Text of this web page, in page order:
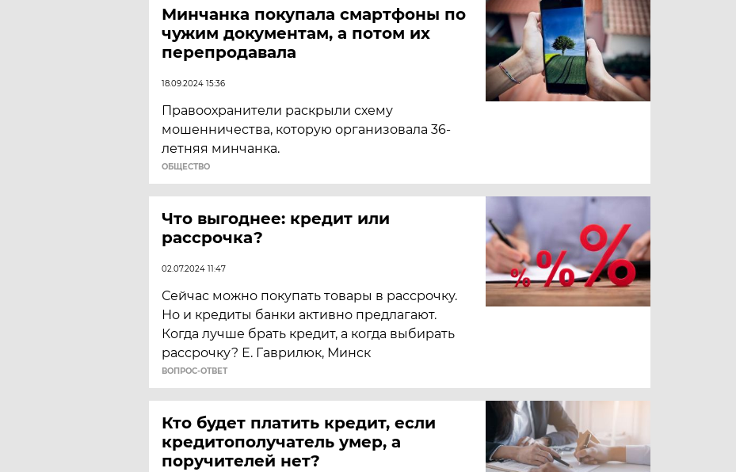
Минчанка покупала смартфоны по
чужим документам, а потом их
перепродавала
18.09.2024 15:36
Правоохранители раскрыли схему
мошенничества, которую организовала 36-
летняя минчанка.
ОБЩЕСТВО
Что выгоднее: кредит или
рассрочка?
02.07.2024 11:47
Сейчас можно покупать товары в рассрочку.
Но и кредиты банки активно предлагают.
Когда лучше брать кредит, а когда выбирать
рассрочку? Е. Гаврилюк, Минск
ВОПРОС-ОТВЕТ
Кто будет платить кредит, если
кредитополучатель умер, а
поручителей нет?